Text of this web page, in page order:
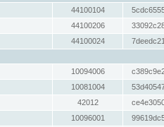
44100104
44100206
44100024
10094006
10081004
42012
10096001